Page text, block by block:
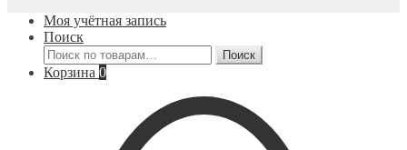
Моя учётная запись
Поиск
Искать:
Поиск
Корзина 0